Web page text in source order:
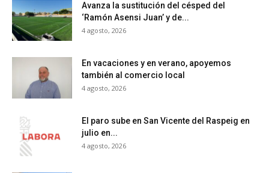
Avanza la sustitución del césped del
‘Ramón Asensi Juan’ y de...
4 agosto, 2026
En vacaciones y en verano, apoyemos
también al comercio local
4 agosto, 2026
El paro sube en San Vicente del Raspeig en
julio en...
4 agosto, 2026